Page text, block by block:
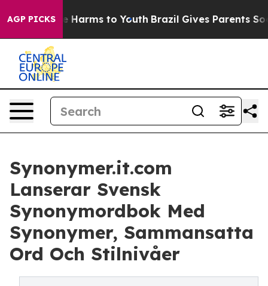
AGP PICKS
Abate Harms to Youth Brazil Gives Parents Social
Synonymer.it.com
Lanserar Svensk
Synonymordbok Med
Synonymer, Sammansatta
Ord Och Stilnivåer